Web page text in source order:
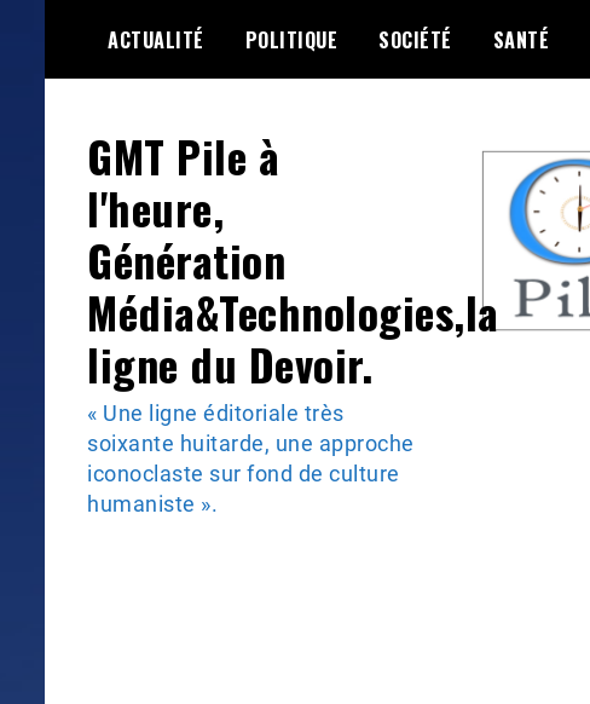
content
ACTUALITÉ POLITIQUE SOCIÉTÉ SANTÉ
GMT Pile à
l'heure,
Génération
Média&Technologies,la
ligne du Devoir.
« Une ligne éditoriale très
soixante huitarde, une approche
iconoclaste sur fond de culture
humaniste ».